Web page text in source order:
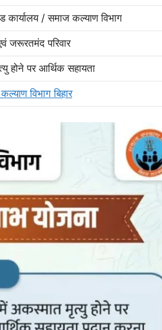
/ समाज कल्याण विभाग
जरूरतमंद परिवार
होने पर आर्थिक सहायता
विभाग बिहार